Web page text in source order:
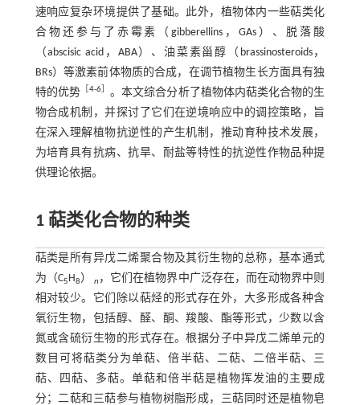
速响应复杂环境提供了基础。此外，植物体内一些萜类化
合物还参与了赤霉素（gibberellins，GAs）、脱落酸
（abscisic acid，ABA）、油菜素甾醇（brassinosteroids，
BRs）等激素前体物质的合成，在调节植物生长方面具有独
特的优势［ 4-6］ 。本文综合分析了植物体内萜类化合物的生
物合成机制，并探讨了它们在逆境响应中的调控策略，旨
在深入理解植物抗逆性的产生机制，推动育种技术发展，
为培育具有抗病、抗旱、耐盐等特性的抗逆性作物品种提
供理论依据。
1萜类化合物的种类
萜类是所有异戊二烯聚合物及其衍生物的总称，基本通式
为（C5H8） n ，它们在植物界中广泛存在，而在动物界中则
相对较少。它们除以萜烃的形式存在外，大多形成各种含
氧衍生物，包括醇、醛、酮、羧酸、酯等形式，少数以含
氮或含硫衍生物的形式存在。根据分子中异戊二烯单元的
数目可将萜类分为单萜、倍半萜、二萜、二倍半萜、三
萜、四萜、多萜。单萜和倍半萜是植物挥发油的主要成
分；二萜和三萜参与植物树脂形成，三萜同时还是植物皂